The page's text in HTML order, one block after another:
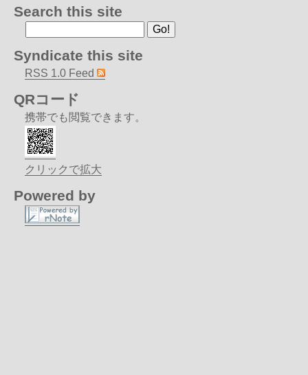
Search this site
Syndicate this site
RSS 1.0 Feed
QRコード
携帯でも閲覧できます。
クリックで拡大
Powered by